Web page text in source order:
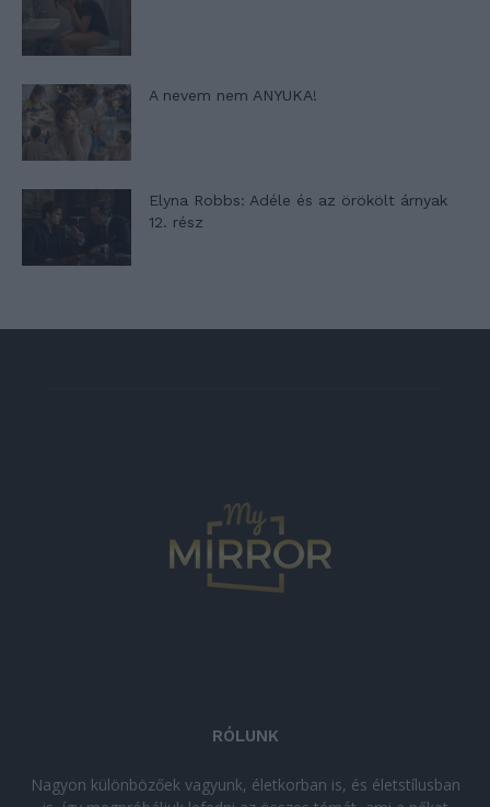
A nevem nem ANYUKA!
Elyna Robbs: Adéle és az örökölt árnyak
12. rész
RÓLUNK
Nagyon különbözőek vagyunk, életkorban is, és életstílusban